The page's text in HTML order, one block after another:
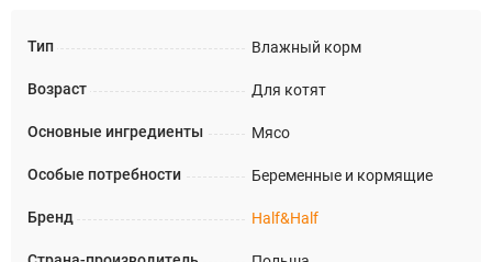
Тип Влажный корм
Возраст Для котят
Основные ингредиенты Мясо
Особые потребности Беременные и кормящие
Бренд Half&Half